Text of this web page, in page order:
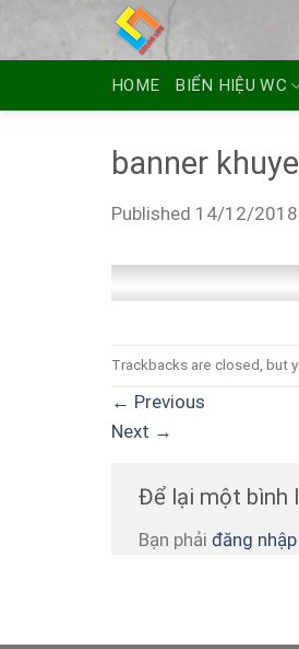
HOME BIỂN HIỆU WC
banner
Published 14/12/2018
Trackbacks are closed, but
← Previous
Next →
Để lại một bình
Bạn phải đăng nhập